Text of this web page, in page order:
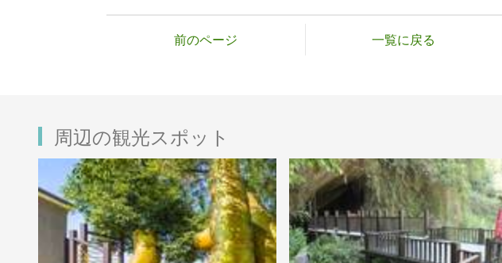
前のページ 一覧に戻る
周辺の観光スポット